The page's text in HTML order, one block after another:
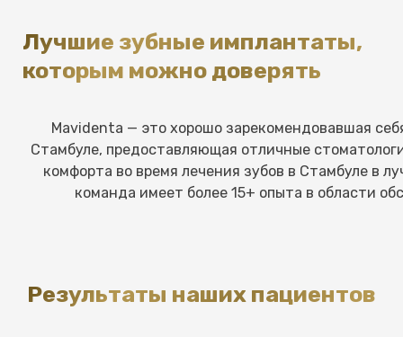
Лучшие зубные имплантаты,
которым можно доверять
Mavidenta — это хорошо зарекомендовавшая
Стамбуле, предоставляющая отличные
комфорта во время лечения зубов в Стамбуле в
команда имеет более 15+ опыта в области
Результаты наших пациентов